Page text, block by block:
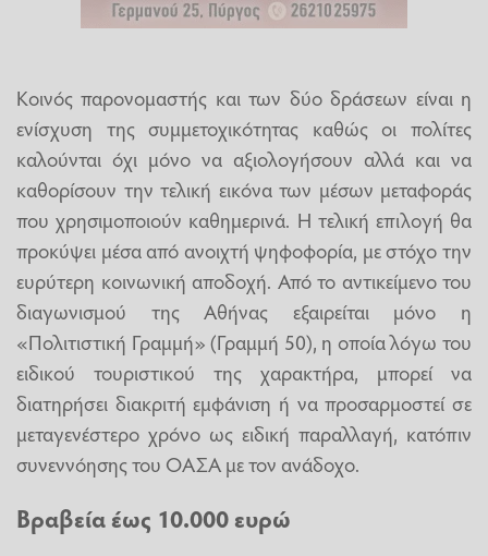
Κοινός παρονομαστής και των δύο δράσεων είναι η
ενίσχυση της συμμετοχικότητας καθώς οι πολίτες
καλούνται όχι μόνο να αξιολογήσουν αλλά και να
καθορίσουν την τελική εικόνα των μέσων μεταφοράς
που χρησιμοποιούν καθημερινά. Η τελική επιλογή θα
προκύψει μέσα από ανοιχτή ψηφοφορία, με στόχο την
ευρύτερη κοινωνική αποδοχή. Από το αντικείμενο του
διαγωνισμού της Αθήνας εξαιρείται μόνο η
«Πολιτιστική Γραμμή» (Γραμμή 50), η οποία λόγω του
ειδικού τουριστικού της χαρακτήρα, μπορεί να
διατηρήσει διακριτή εμφάνιση ή να προσαρμοστεί σε
μεταγενέστερο χρόνο ως ειδική παραλλαγή, κατόπιν
συνεννόησης του ΟΑΣΑ με τον ανάδοχο.
Βραβεία έως 10.000 ευρώ